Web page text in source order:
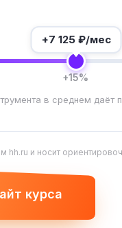
+7 125₽/мес
+15%
в среднем даёт
hh.ru и носит
курса